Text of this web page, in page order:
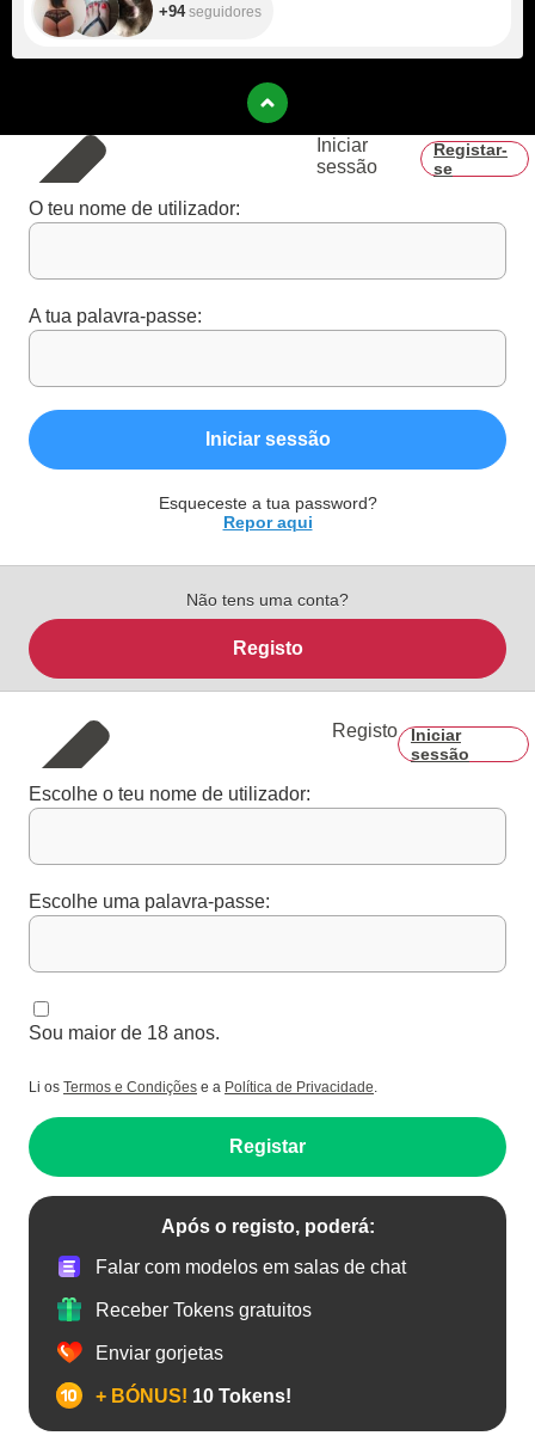
+94seguidores
Iniciar
sessão
Registar-
se
O teu nome de utilizador:
A tua palavra-passe:
Iniciar sessão
Esqueceste a tua password?
Repor aqui
Não tens uma conta?
Registo
Registo
Iniciar
sessão
Escolhe o teu nome de utilizador:
Escolhe uma palavra-passe:
Sou maior de 18 anos.
Li os Termos e Condições e a Política de Privacidade.
Registar
Após o registo, poderá:
Falar com modelos em salas de chat
Receber Tokens gratuitos
Enviar gorjetas
+ BÓNUS! 10 Tokens!